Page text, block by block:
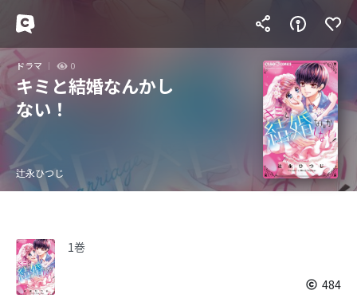
ドラマ 0
キミと結婚なんかし
ない！
辻永ひつじ
1巻
484